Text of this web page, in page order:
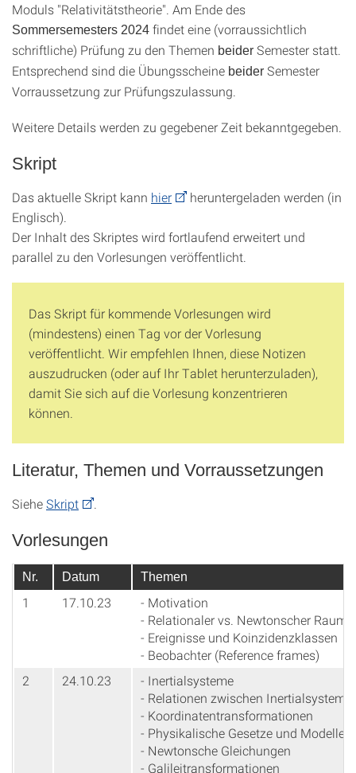
Moduls "Relativitätstheorie". Am Ende des
Sommersemesters 2024 findet eine (vorraussichtlich
schriftliche) Prüfung zu den Themen beider Semester statt.
Entsprechend sind die Übungsscheine beider Semester
Vorraussetzung zur Prüfungszulassung.
Weitere Details werden zu gegebener Zeit bekanntgegeben.
Skript
Das aktuelle Skript kann hier
heruntergeladen werden (in
Englisch).
Der Inhalt des Skriptes wird fortlaufend erweitert und
parallel zu den Vorlesungen veröffentlicht.
Das Skript für kommende Vorlesungen wird
(mindestens) einen Tag vor der Vorlesung
veröffentlicht. Wir empfehlen Ihnen, diese Notizen
auszudrucken (oder auf Ihr Tablet herunterzuladen),
damit Sie sich auf die Vorlesung konzentrieren
können.
Literatur, Themen und Vorraussetzungen
SieheSkript
Vorlesungen
Nr. Datum Themen
1 17.10.23
- Motivation
- Relationaler vs. Newtonscher Raum
- Ereignisse und Koinzidenzklassen
- Beobachter (Reference frames)
2
24.10.23
- Inertialsysteme
- Relationen zwischen
- Koordinatentransformationen
- Physikalische Gesetze und Modelle
- Newtonsche Gleichungen
- Galileitransformationen